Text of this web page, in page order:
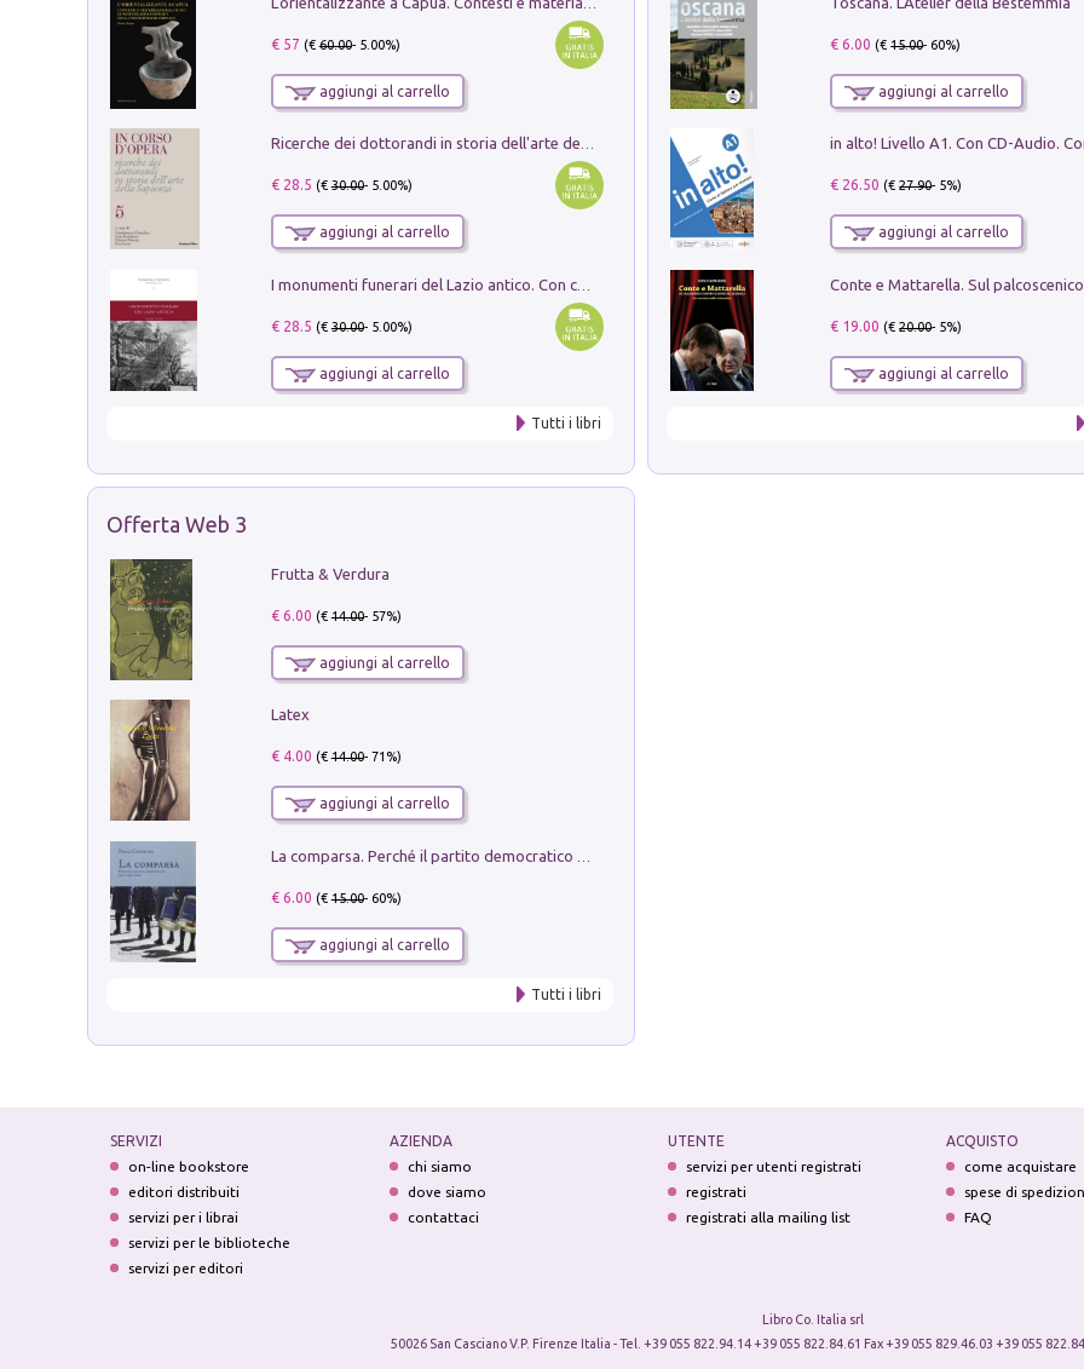
€ 57 (€60.00- 5.00%)
aggiungi al carrello
Ricerche dei dottorandi in storia dell'arte della Sapienza
€ 28.5 (€30.00- 5.00%)
aggiungi al carrello
I monumenti funerari del Lazio antico. Con cartella con tavole
€ 28.5 (€30.00- 5.00%)
aggiungi al carrello
Tutti i libri
€ 6.00 (€15.00- 60%)
aggiungi al carrello
€ 26.50 (€27.90- 5%)
aggiungi al carrello
€ 19.00 (€20.00- 5%)
aggiungi al carrello
Offerta Web 3
Frutta & Verdura
€ 6.00 (€14.00- 57%)
aggiungi al carrello
Latex
€ 4.00 (€14.00- 71%)
aggiungi al carrello
€ 6.00 (€15.00- 60%)
aggiungi al carrello
Tutti i libri
SERVIZI
on-line bookstore
editori distribuiti
servizi per i librai
servizi per le biblioteche
servizi per editori
AZIENDA
chi siamo
dove siamo
contattaci
UTENTE
servizi per utenti registrati
registrati
registrati alla mailing list
ACQUISTO
come acquistare
spese di
FAQ
Libro Co. Italia srl
50026 San Casciano V.P. Firenze Italia - Tel. +39 055 822.94.14 +39 055 822.84.61 Fax +39 055 829.46.03 +39 055